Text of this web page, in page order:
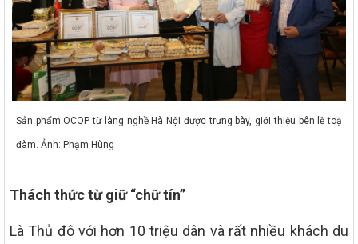
Sản phẩm OCOP từ làng nghề Hà Nội được trưng bày, giới thiệu bên lề toạ
đàm. Ảnh: Phạm Hùng
Thách thức từ giữ “chữ tín”
Là Thủ đô với hơn 10 triệu dân và rất nhiều khách du